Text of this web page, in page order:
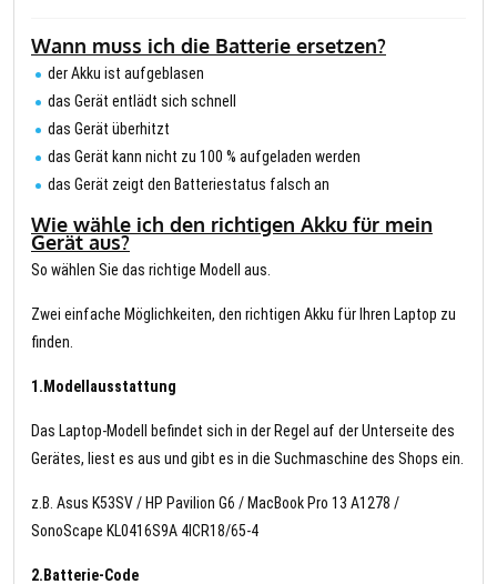
Wann muss ich die Batterie ersetzen?
der Akku ist aufgeblasen
das Gerät entlädt sich schnell
das Gerät überhitzt
das Gerät kann nicht zu 100 % aufgeladen werden
das Gerät zeigt den Batteriestatus falsch an
Wie wähle ich den richtigen Akku für mein
Gerät aus?
So wählen Sie das richtige Modell aus.
Zwei einfache Möglichkeiten, den richtigen Akku für Ihren Laptop zu
finden.
1.Modellausstattung
Das Laptop-Modell befindet sich in der Regel auf der Unterseite des
Gerätes, liest es aus und gibt es in die Suchmaschine des Shops ein.
z.B. Asus K53SV / HP Pavilion G6 / MacBook Pro 13 A1278 /
SonoScape KL0416S9A 4ICR18/65-4
2.Batterie-Code